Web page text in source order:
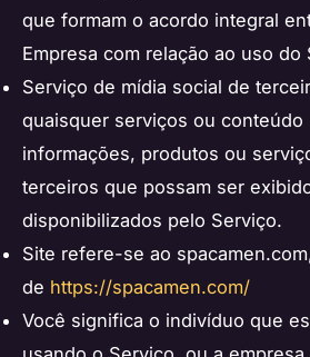
que formam o acordo integral
Empresa com relação ao uso do
Serviço de mídia social de
quaisquer serviços ou conteúdo
informações, produtos ou
terceiros que possam ser
disponibilizados pelo Serviço.
Site refere-se ao
de https://spacamen.com/
Você significa o indivíduo que